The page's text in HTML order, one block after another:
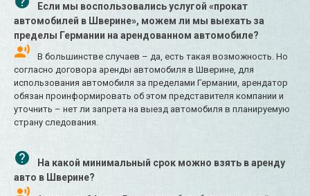
Если мы воспользовались услугой «прокат
автомобилей в Шверине», можем ли мы выехать за
пределы Германии на арендованном автомобиле?
В большинстве случаев – да, есть такая возможность. Но
согласно договора аренды автомобиля в Шверине, для
использования автомобиля за пределами Германии, арендатор
обязан проинформировать об этом представителя компании и
уточнить – нет ли запрета на выезд автомобиля в планируемую
страну следования.
На какой минимальный срок можно взять в аренду
авто в Шверине?